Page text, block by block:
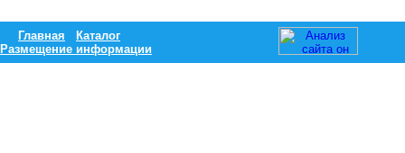
Главная
Каталог
Размещение информации